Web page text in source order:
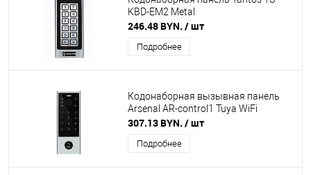
KBD-EM2 Metal
246.48 BYN. / шт
Подробнее
Кодонаборная вызывная панель
Arsenal AR-control1 Tuya WiFi
307.13 BYN. / шт
Подробнее